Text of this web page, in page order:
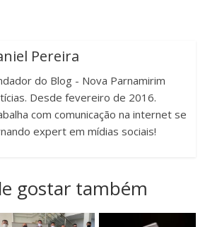
Pereira
do Blog - Nova Parnamirim
Desde fevereiro de 2016.
com comunicação na internet se
expert em mídias sociais!
gostar também